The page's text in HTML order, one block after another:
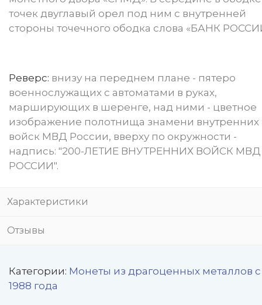
точек двуглавый орел под ним с внутренней
стороны точечного ободка слова «БАНК
Реверс: внизу на переднем плане - пятеро
военнослужащих c автоматами в руках,
марширующих в шеренге, над ними - цветное
изображение полотнища знамени внутренних
войск МВД России, вверху по окружности -
надпись: "200-ЛЕТИЕ ВНУТРЕННИХ ВОЙСК МВД
РОССИИ".
Характеристики
Отзывы
Категории: Монеты из драгоценных металлов с
1988 года